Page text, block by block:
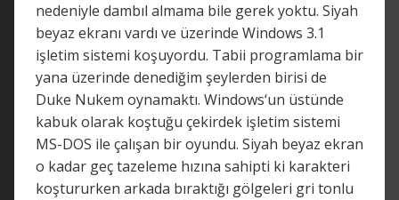
nedeniyle dambıl almama bile gerek yoktu. Siyah
beyaz ekranı vardı ve üzerinde Windows 3.1
işletim sistemi koşuyordu. Tabii programlama bir
yana üzerinde denediğim şeylerden birisi de
Duke Nukem oynamaktı. Windows‘un üstünde
kabuk olarak koştuğu çekirdek işletim sistemi
MS-DOS ile çalışan bir oyundu. Siyah beyaz ekran
o kadar geç tazeleme hızına sahipti ki karakteri
koştururken arkada bıraktığı gölgeleri gri tonlu